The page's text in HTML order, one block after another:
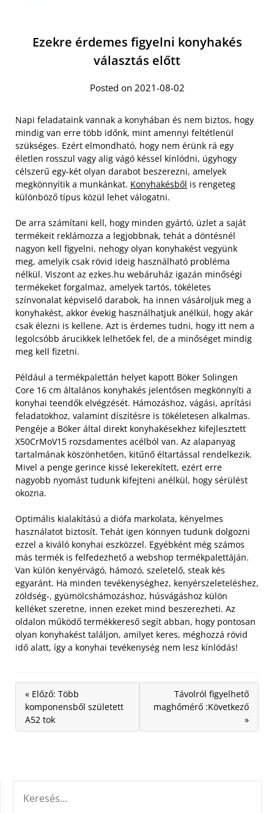
Ezekre érdemes figyelni konyhakés
választás előtt
Posted on 2021-08-02
Napi feladataink vannak a konyhában és nem biztos, hogy
mindig van erre több időnk, mint amennyi feltétlenül
szükséges. Ezért elmondható, hogy nem érünk rá egy
életlen rosszul vagy alig vágó késsel kínlódni, úgyhogy
célszerű egy-két olyan darabot beszerezni, amelyek
megkönnyítik a munkánkat. Konyhakésből is rengeteg
különböző típus közül lehet válogatni.
De arra számítani kell, hogy minden gyártó, üzlet a saját
termékeit reklámozza a legjobbnak, tehát a döntésnél
nagyon kell figyelni, nehogy olyan konyhakést vegyünk
meg, amelyik csak rövid ideig használható probléma
nélkül. Viszont az ezkes.hu webáruház igazán minőségi
termékeket forgalmaz, amelyek tartós, tökéletes
színvonalat képviselő darabok, ha innen vásároljuk meg a
konyhakést, akkor évekig használhatjuk anélkül, hogy akár
csak élezni is kellene. Azt is érdemes tudni, hogy itt nem a
legolcsóbb árucikkek lelhetőek fel, de a minőséget mindig
meg kell fizetni.
Például a termékpalettán helyet kapott Böker Solingen
Core 16 cm általános konyhakés jelentősen megkönnyíti a
konyhai teendők elvégzését. Hámozáshoz, vágási, aprítási
feladatokhoz, valamint díszítésre is tökéletesen alkalmas.
Pengéje a Böker által direkt konyhakésekhez kifejlesztett
X50CrMoV15 rozsdamentes acélból van. Az alapanyag
tartalmának köszönhetően, kitűnő éltartással rendelkezik.
Mivel a penge gerince kissé lekerekített, ezért erre
nagyobb nyomást tudunk kifejteni anélkül, hogy sérülést
okozna.
Optimális kialakítású a diófa markolata, kényelmes
használatot biztosít. Tehát igen könnyen tudunk dolgozni
ezzel a kiváló konyhai eszközzel. Egyébként még számos
más termék is felfedezhető a webshop termékpalettáján.
Van külön kenyérvágó, hámozó, szeletelő, steak kés
egyaránt. Ha minden tevékenységhez, kenyérszeleteléshez,
zöldség-, gyümölcshámozáshoz, húsvágáshoz külön
kelléket szeretne, innen ezeket mind beszerezheti. Az
oldalon működő termékkereső segít abban, hogy pontosan
olyan konyhakést találjon, amilyet keres, méghozzá rövid
idő alatt, így a konyhai tevékenység nem lesz kínlódás!
« Előző: Több
komponensből született
A52 tok
Távolról figyelhető
maghőmérő :Következő
»